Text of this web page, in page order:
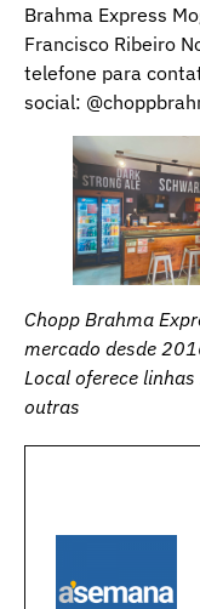
Brahma Express
Francisco Ribeiro
telefone para
social:
Chopp Brahma
mercado desde
Local oferece
outras